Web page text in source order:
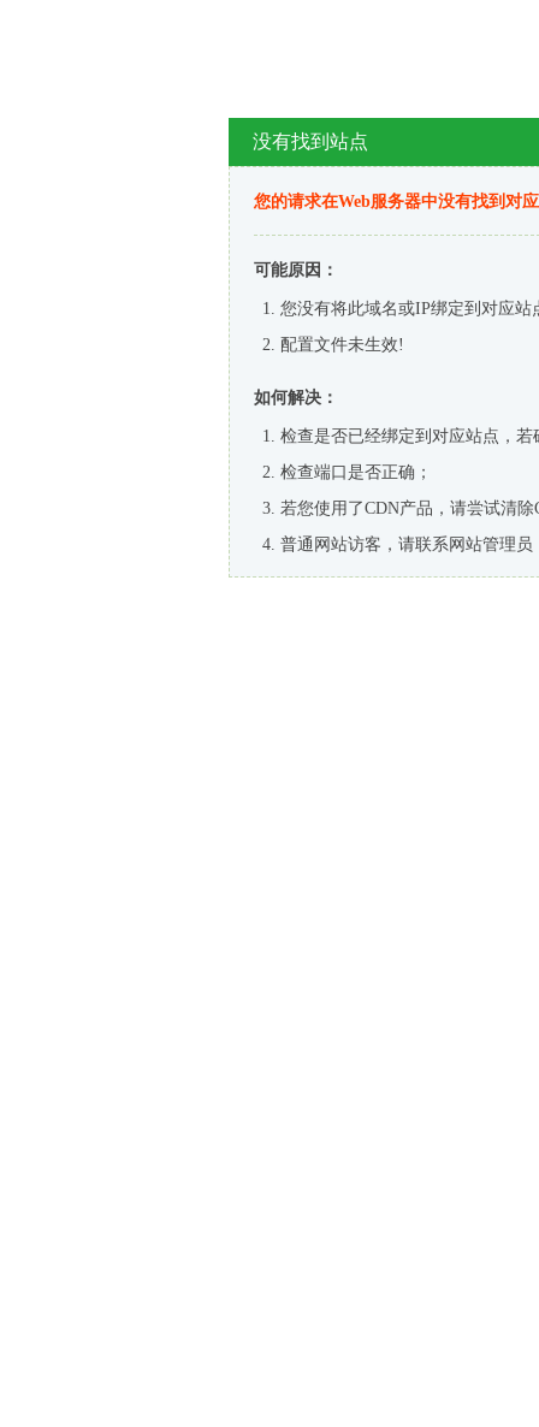
没有找到站点
您的请求在Web服务器中没有找到对
可能原因：
您没有将此域名或IP绑定到对应站
配置文件未生效!
如何解决：
检查是否已经绑定到对应站点，
检查端口是否正确；
若您使用了CDN产品，请尝试清除
普通网站访客，请联系网站管理员